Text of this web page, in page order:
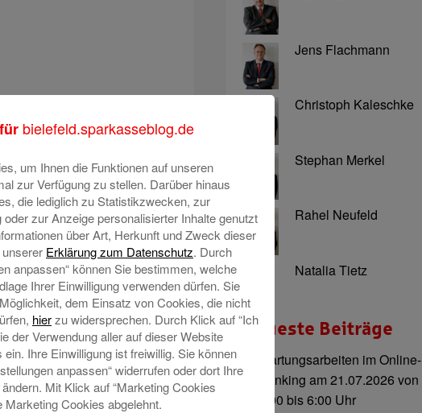
Felder sind mit*
Jens Flachmann
Christoph Kaleschke
Stephan Merkel
Rahel Neufeld
Natalia Tietz
Neueste Beiträge
Wartungsarbeiten im Online-
Banking am 21.07.2026 von
3:00 bis 6:00 Uhr
bielefeld.sparkasseblog.de
um Ihnen die Funktionen auf unseren
zur Verfügung zu stellen. Darüber hinaus
die lediglich zu Statistikzwecken, zur
zur Anzeige personalisierter Inhalte genutzt
über Art, Herkunft und Zweck dieser
Erklärung zum Datenschutz. Durch
anpassen“ können Sie bestimmen, welche
Ihrer Einwilligung verwenden dürfen. Sie
dem Einsatz von Cookies, die nicht
hierzu widersprechen. Durch Klick auf “Ich
der Verwendung aller auf dieser Website
Ihre Einwilligung ist freiwillig. Sie können
anpassen“ widerrufen oder dort Ihre
Mit Klick auf “Marketing Cookies
Marketing Cookies abgelehnt.